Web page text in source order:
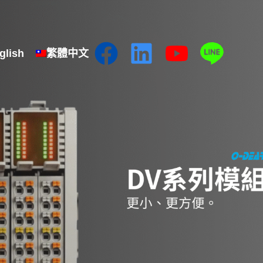
繁體中文